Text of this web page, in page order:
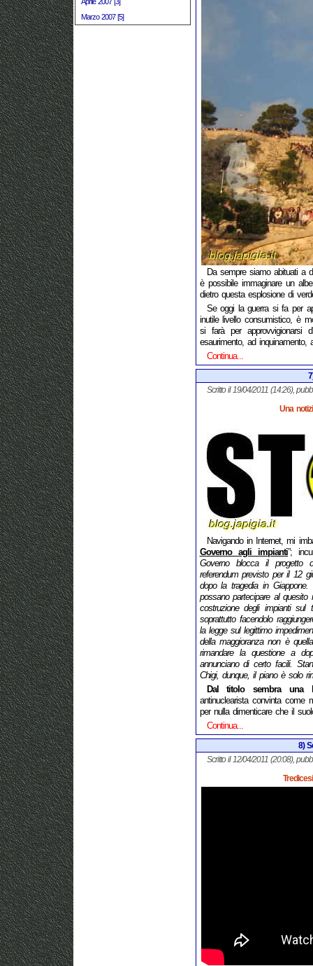
Marzo 2007 [5]
Da sempre siamo abituati a
è possibile immaginare un
dietro questa esplosione di
Se oggi la guerra si fa per
inutile livello consumistico, è
si farà per approvvigionarsi
esaurimento, ad inquinamento,
Continua...
Scritto il 19/04/2011 (14:26),
Una
Navigando in Internet, mi
Governo agli impianti”;
Governo blocca il progetto
referendum previsto per il 12
dopo la tragedia in
possano partecipare al quesito
costruzione degli impianti sul
soprattutto facendolo
la legge sul legittimo
della maggioranza non è
rimandare la questione a
annunciano di certo facili.
Chigi, dunque, il piano è solo
Dal titolosembra una
antinuclearista convinta come
per nulla dimenticare che il
Continua...
8)
Scritto il 12/04/2011 (20:08),